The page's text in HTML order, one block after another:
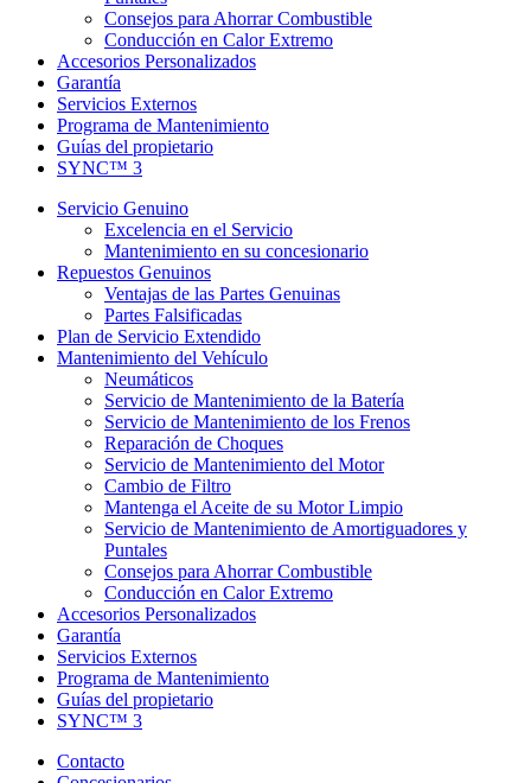
Consejos para Ahorrar Combustible
Conducción en Calor Extremo
Accesorios Personalizados
Garantía
Servicios Externos
Programa de Mantenimiento
Guías del propietario
SYNC™ 3
Servicio Genuino
Excelencia en el Servicio
Mantenimiento en su concesionario
Repuestos Genuinos
Ventajas de las Partes Genuinas
Partes Falsificadas
Plan de Servicio Extendido
Mantenimiento del Vehículo
Neumáticos
Servicio de Mantenimiento de la Batería
Servicio de Mantenimiento de los Frenos
Reparación de Choques
Servicio de Mantenimiento del Motor
Cambio de Filtro
Mantenga el Aceite de su Motor Limpio
Servicio de Mantenimiento de Amortiguadores y
Puntales
Consejos para Ahorrar Combustible
Conducción en Calor Extremo
Accesorios Personalizados
Garantía
Servicios Externos
Programa de Mantenimiento
Guías del propietario
SYNC™ 3
Contacto